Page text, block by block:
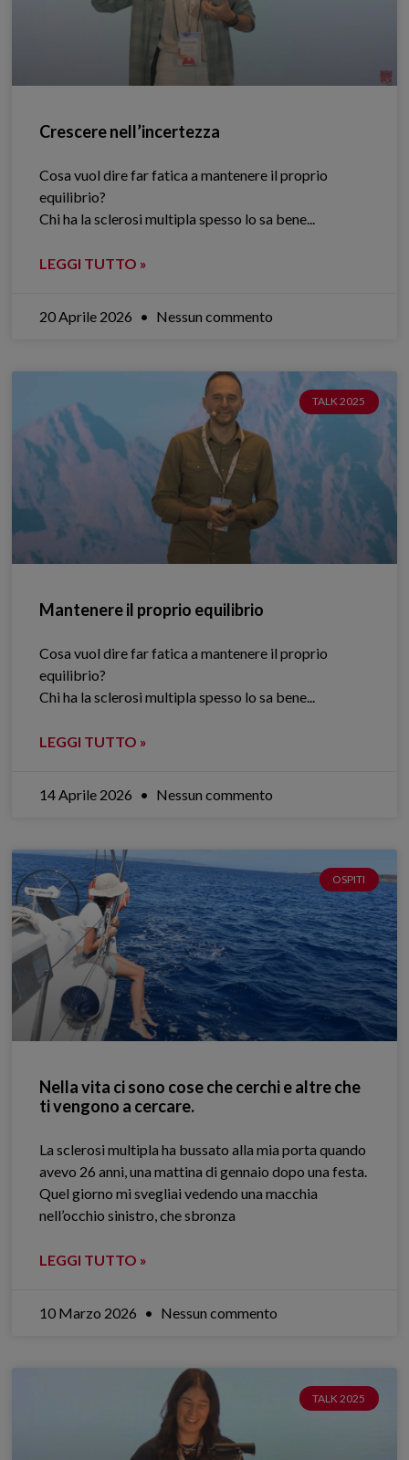
Crescere nell’incertezza
Cosa vuol dire far fatica a mantenere il proprio
equilibrio?
Chi ha la sclerosi multipla spesso lo sa bene.​..
LEGGI TUTTO »
20 Aprile 2026 Nessun commento
TALK 2025
Mantenere il proprio equilibrio
Cosa vuol dire far fatica a mantenere il proprio
equilibrio?
Chi ha la sclerosi multipla spesso lo sa bene.​..
LEGGI TUTTO »
14 Aprile 2026 Nessun commento
OSPITI
Nella vita ci sono cose che cerchi e altre che
ti vengono a cercare.
La sclerosi multipla ha bussato alla mia porta quando
avevo 26 anni, una mattina di gennaio dopo una festa.
Quel giorno mi svegliai vedendo una macchia
nell’occhio sinistro, che sbronza
LEGGI TUTTO »
10 Marzo 2026 Nessun commento
TALK 2025